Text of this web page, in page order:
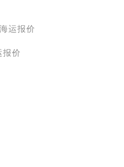
运报价
价